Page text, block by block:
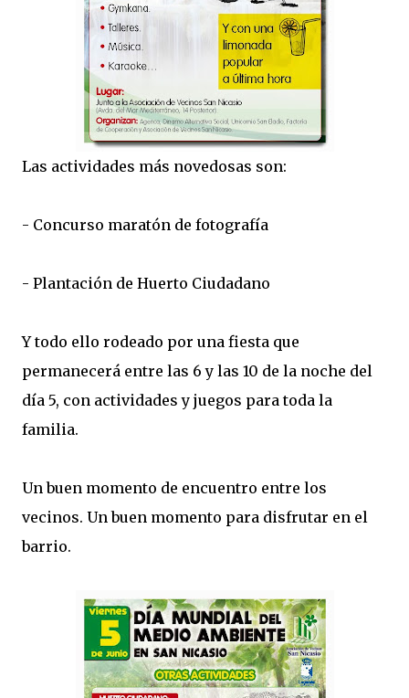
Las actividades más novedosas son:
- Concurso maratón de fotografía
- Plantación de Huerto Ciudadano
Y todo ello rodeado por una fiesta que
permanecerá entre las 6 y las 10 de la noche del
día 5, con actividades y juegos para toda la
familia.
Un buen momento de encuentro entre los
vecinos. Un buen momento para disfrutar en el
barrio.